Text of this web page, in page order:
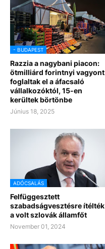
- BUDAPEST
Razzia a nagybani piacon:
ötmilliárd forintnyi vagyont
foglaltak el a áfacsaló
vállalkozóktól, 15-en
kerültek börtönbe
Június 18, 2025
ADÓCSALÁS
Felfüggesztett
szabadságvesztésre ítélték
a volt szlovák államfőt
November 01, 2024